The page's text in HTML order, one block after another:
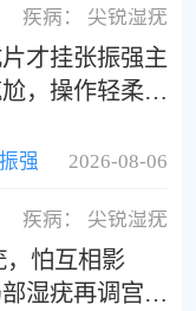
疾病： 尖锐湿疣
才挂张振强主
，操作轻柔，
提升免疫力，
全阴，疣体无
强 2026-08-06
疾病： 尖锐湿疣
，怕互相影
湿疣再调宫颈